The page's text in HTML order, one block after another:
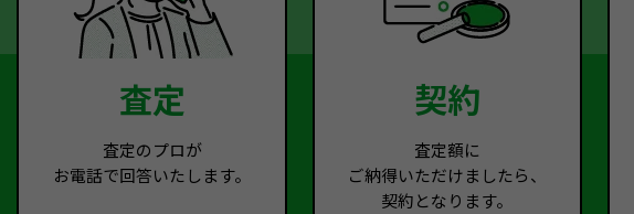
査定
査定のプロが
お電話で回答いたします。
契約
査定額に
ご納得いただけましたら、
契約となります。